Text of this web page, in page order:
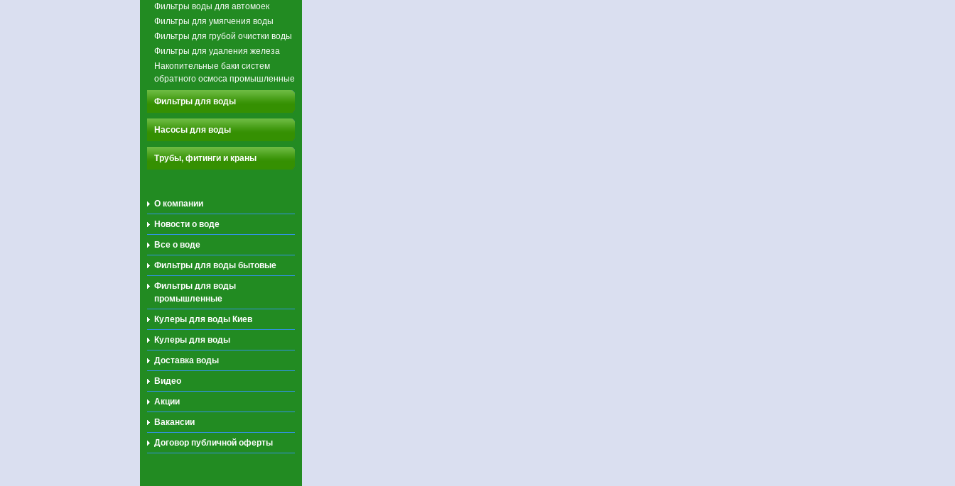
Фильтры воды для автомоек
Фильтры для умягчения воды
Фильтры для грубой очистки воды
Фильтры для удаления железа
Накопительные баки систем
обратного осмоса промышленные
Фильтры для воды
Насосы для воды
Трубы, фитинги и краны
О компании
Новости о воде
Все о воде
Фильтры для воды бытовые
Фильтры для воды
промышленные
Кулеры для воды Киев
Кулеры для воды
Доставка воды
Видео
Акции
Вакансии
Договор публичной оферты